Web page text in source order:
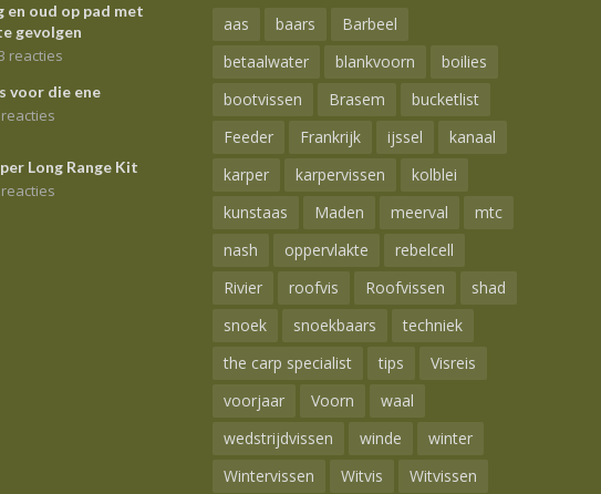
en oud op pad met
gevolgen
reacties
voor die ene
Long Range Kit
aas baars
Barbeel
betaalwater
blankvoorn
boilies
bootvissen
Brasem
bucketlist
Feeder
Frankrijk ijssel
kanaal
karper
karpervissen
kolblei
kunstaas
Maden meerval
mtc
nash
oppervlakte
rebelcell
Rivier
roofvis Roofvissen
shad
snoek
snoekbaars
techniek
the carp specialist
tips
Visreis
voorjaar
Voorn
waal
wedstrijdvissen
winde
winter
Wintervissen
Witvis Witvissen